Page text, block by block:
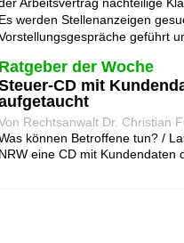
Es werden Stellenanzeigen
geführt
Ratgeber der Woche
CD mit
Rechtsanwalt Dr. Christian
können Betroffene tun? /
NRW eine CD mit Kundendaten